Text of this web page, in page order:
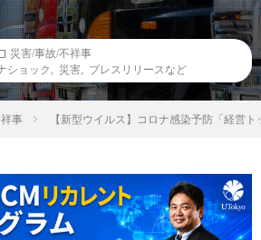
災害/事故/不祥事
ショック 災害 プレスリリースなど
事 【新型ウイルス】コロナ感染予防「経営